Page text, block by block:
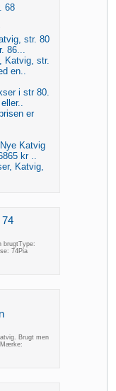
68
str. 80
86...
Katvig, str.
en..
i str 80.
er
Katvig
kr ..
Katvig,
74
brugtType:
74Pia
Brugt men